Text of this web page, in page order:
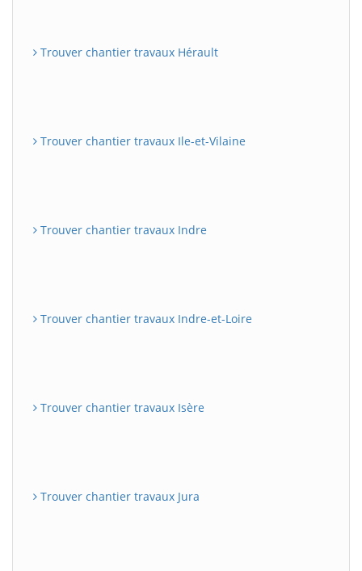
Trouver chantier travaux Hérault
Trouver chantier travaux Ile-et-Vilaine
Trouver chantier travaux Indre
Trouver chantier travaux Indre-et-Loire
Trouver chantier travaux Isère
Trouver chantier travaux Jura